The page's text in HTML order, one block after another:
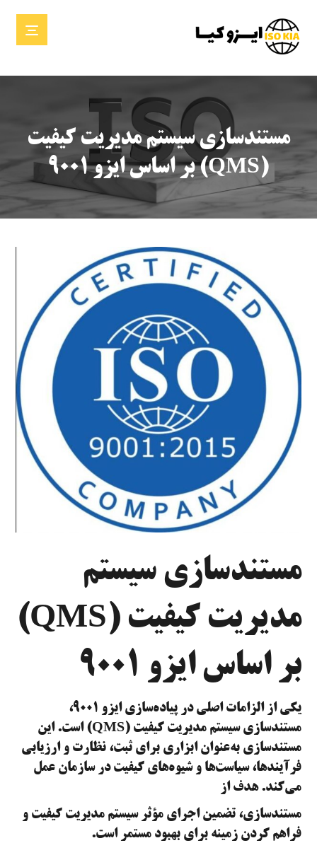
مستندسازی سیستم مدیریت کیفیت
(QMS) بر اساس ایزو ۹۰۰۱
مستندسازی سیستم
مدیریت کیفیت (QMS)
بر اساس ایزو ۹۰۰۱
یکی از الزامات اصلی در پیاده‌سازی ایزو ۹۰۰۱،
مستندسازی سیستم مدیریت کیفیت (QMS) است. این
مستندسازی به‌عنوان ابزاری برای ثبت، نظارت و ارزیابی
فرآیندها، سیاست‌ها و شیوه‌های کیفیت در سازمان عمل
می‌کند. هدف از
مستندسازی، تضمین اجرای مؤثر سیستم مدیریت کیفیت و
فراهم کردن زمینه برای بهبود مستمر است.